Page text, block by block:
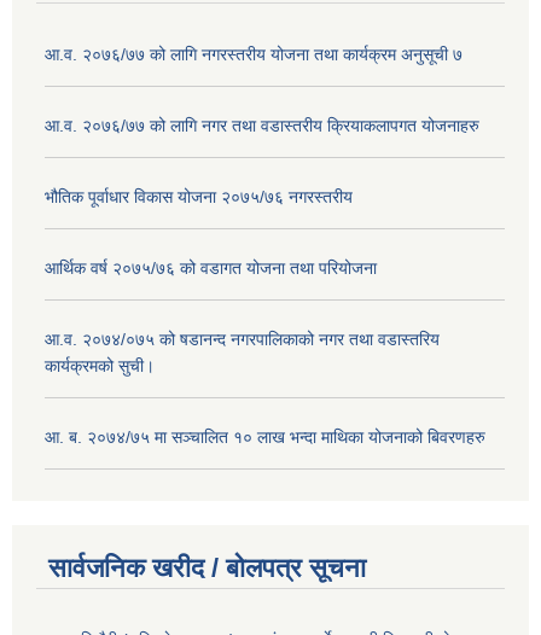
आ.व. २०७६/७७ को लागि नगरस्तरीय योजना तथा कार्यक्रम अनुसूची ७
आ.व. २०७६/७७ को लागि नगर तथा वडास्तरीय क्रियाकलापगत योजनाहरु
भौतिक पूर्वाधार विकास योजना २०७५/७६ नगरस्तरीय
आर्थिक वर्ष २०७५/७६ को वडागत योजना तथा परियोजना
आ.व. २०७४/०७५ को षडानन्द नगरपालिकाको नगर तथा वडास्तरिय
कार्यक्रमको सुची।
आ. ब. २०७४/७५ मा सञ्चालित १० लाख भन्दा माथिका योजनाको बिवरणहरु
सार्वजनिक खरीद / बोलपत्र सूचना